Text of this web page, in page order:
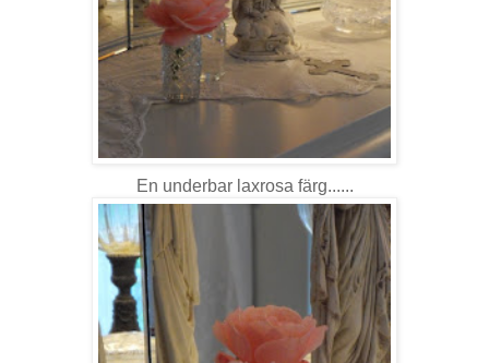
En underbar laxrosa färg......